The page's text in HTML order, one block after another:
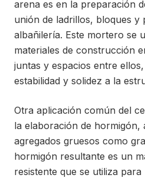
arena es en la preparación
unión de ladrillos, bloques y
albañilería. Este mortero se
materiales de construcción
juntas y espacios entre
estabilidad y solidez a la
Otra aplicación común del
la elaboración de hormigón,
agregados gruesos como
hormigón resultante es un
resistente que se utiliza